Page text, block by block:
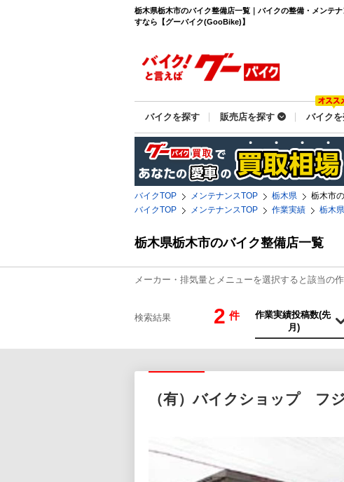
栃木県栃木市のバイク整備店一覧｜バイクの整備・メンテ
すなら【グーバイク(GooBike)】
バイクを探す 販売店を探す バイク
バイクTOP メンテナンスTOP 栃木県
栃木市
バイクTOP
メンテナンスTOP 作業実績 栃木県
栃木県栃木市のバイク整備店一覧
メーカー・排気量とメニューを選択すると該当の
検索結果 2 件
（有）バイクショップ フ